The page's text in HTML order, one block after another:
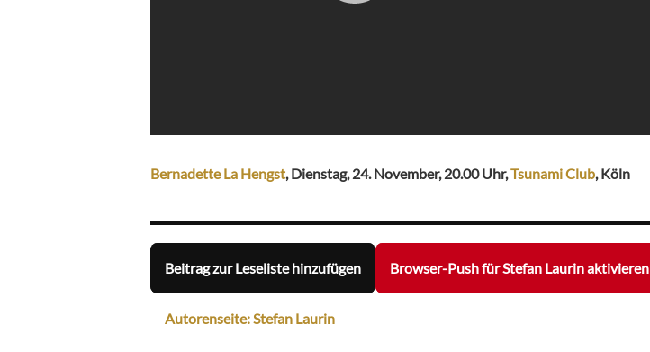
Bernadette La Hengst, Dienstag, 24. November, 20.00 Uhr,Tsunami Club, Köln
Beitrag zur Leseliste hinzufügen Browser-Push für Stefan Laurin aktivieren
Autorenseite: Stefan Laurin